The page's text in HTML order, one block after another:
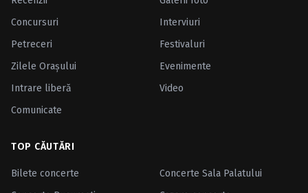
Concursuri
Interviuri
Petreceri
Festivaluri
Zilele Oraşului
Evenimente
Intrare liberă
Video
Comunicate
TOP CĂUTĂRI
Bilete concerte
Concerte Sala Palatului